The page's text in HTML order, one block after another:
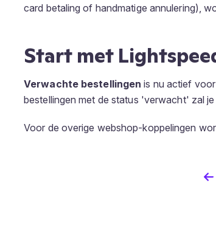
card betaling of handmatige annulering),
Start met
Verwachte bestellingen is nu actief
bestellingen met de status 'verwacht' zal
Voor de overige webshop-koppelingen